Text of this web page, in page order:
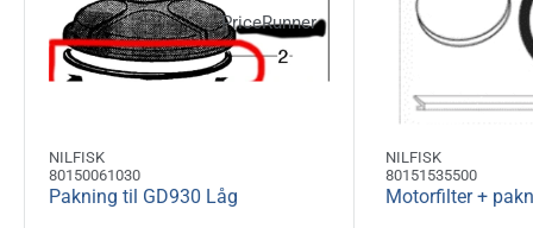
NILFISK
80150061030
Pakning til GD930 Låg
NILFISK
80151535500
Motorfilter +